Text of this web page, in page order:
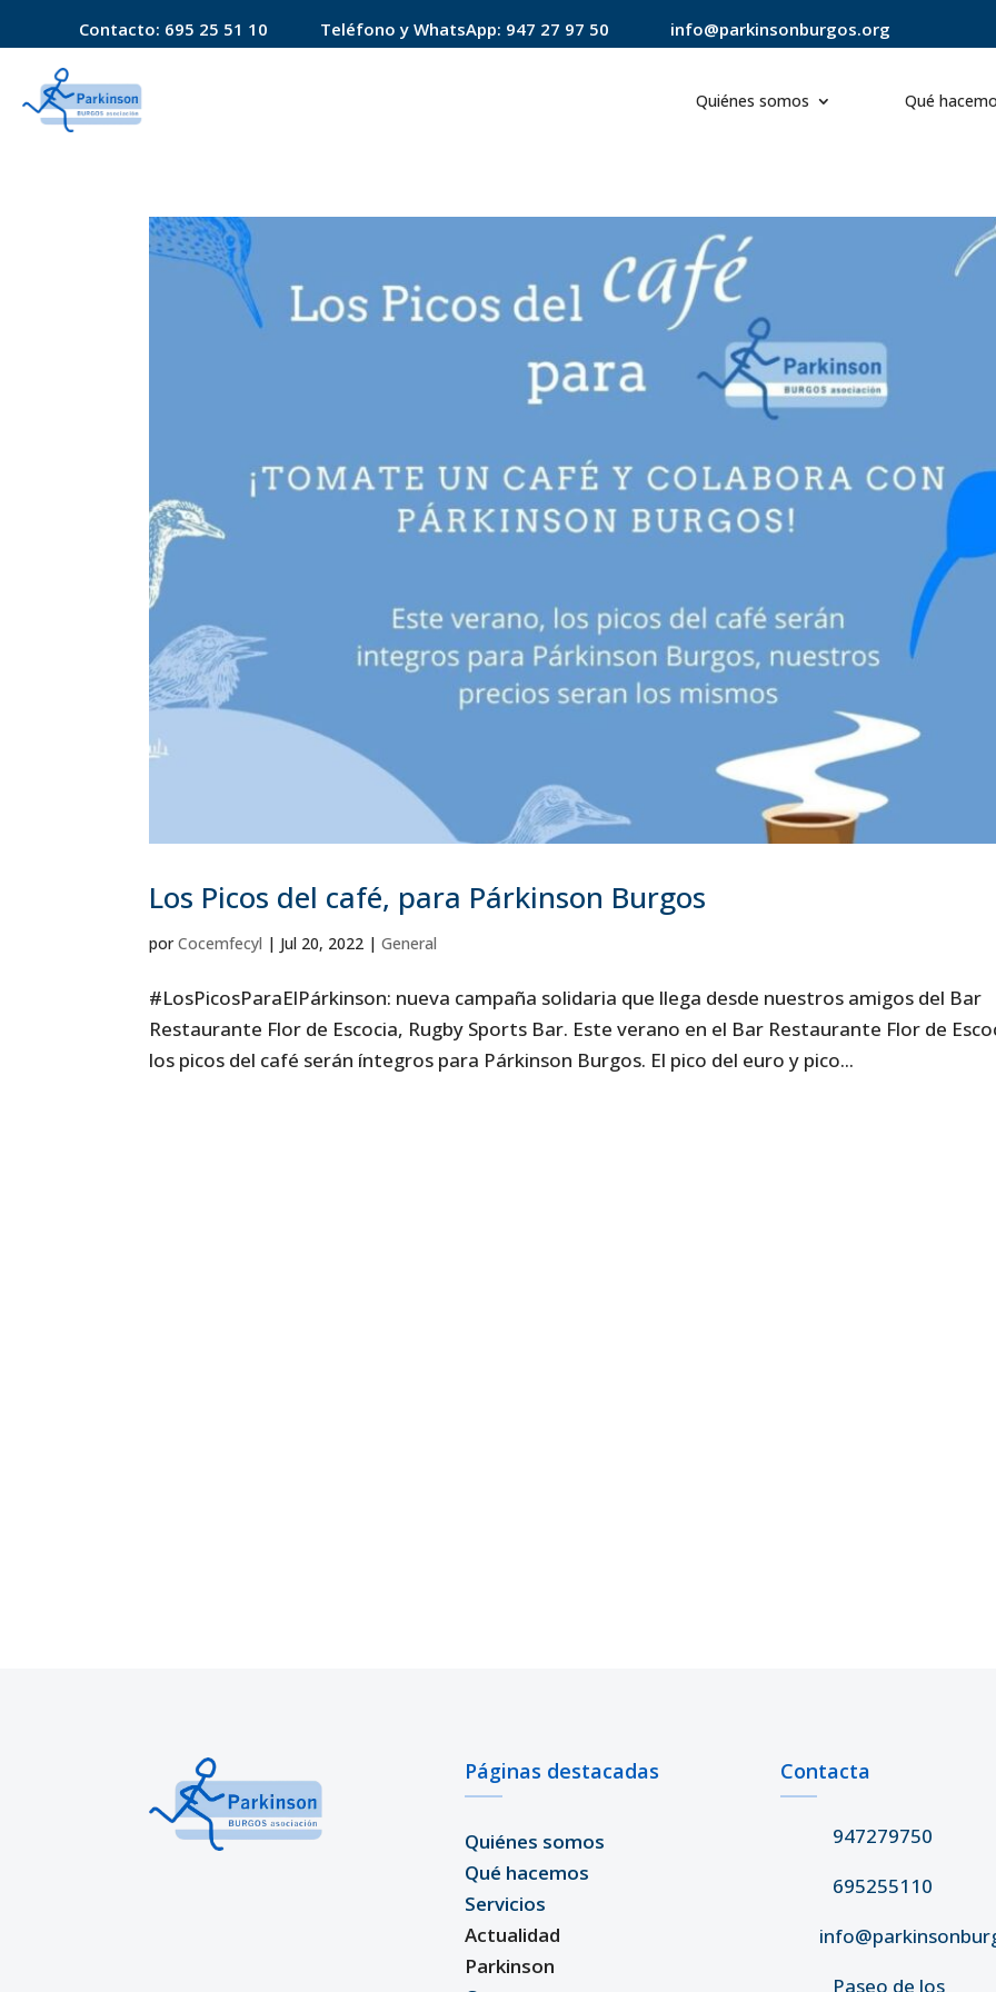
Contacto: 695 25 51 10 Teléfono y WhatsApp: 947 27 97 50 info@parkinsonburgos.org
Quiénes somos Qué
Los Picos del café, para Párkinson Burgos
porCocemfecyl | Jul 20, 2022 |General
#LosPicosParaElPárkinson: nueva campaña solidaria que llega desde nuestros amigos del Bar
Restaurante Flor de Escocia, Rugby Sports Bar. Este verano en el Bar Restaurante Flor de
los picos del café serán íntegros para Párkinson Burgos. El pico del euro y pico...
Páginas destacadas
Quiénes somos
Qué hacemos
Servicios
Actualidad
Parkinson
Contacta
947279750
695255110
Paseo de los